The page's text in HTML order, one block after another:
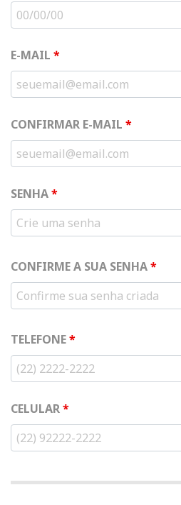
E-MAIL *
CONFIRMAR E-MAIL *
SENHA*
CONFIRME A SUA SENHA*
TELEFONE*
CELULAR*